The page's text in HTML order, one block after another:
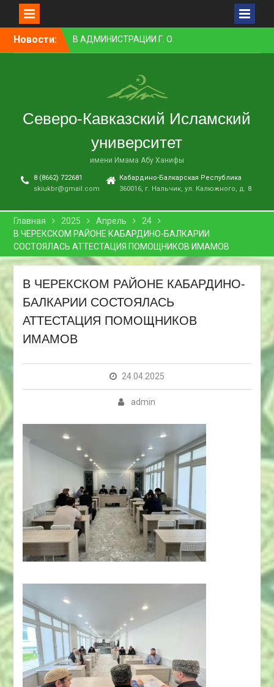
Перейти
Новости:
В АДМИНИСТРАЦИИ Г. О.
НАЛЬЧИК ПРОШЛО
МЕЖНАЦИОНАЛЬНЫХ И
МЕЖКОНФЕССИОНАЛЬНЫХ
ОТНОШЕНИЙ
ЗАНЯЛ ПЕРВОЕ МЕСТО В
НОМИНАЦИИ «ЛУЧШАЯ
В НАЛЬЧИКЕ СОСТОЯЛСЯ
ПРЕМЬЕРНЫЙ ПОКАЗ
ОЖИДАНИЯ»
В СКИУ ПРОШЛИ
ВСТУПИТЕЛЬНЫЕ
ЭКЗАМЕНЫ
Северо-Кавказский Исламский
университет
имени Имама Абу Ханифы
8 (8662) 722681
skiukbr@gmail.com
Кабардино-Балкарская Республика
360016, г. Нальчик, ул. Калюжного, д. 8
Главная 2025 Апрель
24
В ЧЕРЕКСКОМ РАЙОНЕ КАБАРДИНО-БАЛКАРИИ
СОСТОЯЛАСЬ АТТЕСТАЦИЯ ПОМОЩНИКОВ ИМАМОВ
В ЧЕРЕКСКОМ РАЙОНЕ КАБАРДИНО-
БАЛКАРИИ СОСТОЯЛАСЬ
АТТЕСТАЦИЯ ПОМОЩНИКОВ
ИМАМОВ
24.04.2025
admin